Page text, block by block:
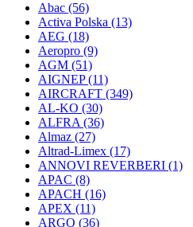
Abac (56)
Activa Polska (13)
AEG (18)
Aeropro (9)
AGM (51)
AIGNEP(11)
AIRCRAFT (349)
AL-KO (30)
ALFRA (36)
Almaz (27)
Altrad-Limex (17)
ANNOVI REVERBERI (1)
APAC (8)
APACH (16)
APEX (11)
ARGO (36)